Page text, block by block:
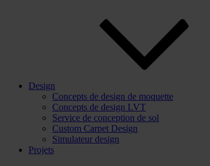
Design
Concepts de design de moquette
Concepts de design LVT
Service de conception de sol
Custom Carpet Design
Simulateur design
Projets